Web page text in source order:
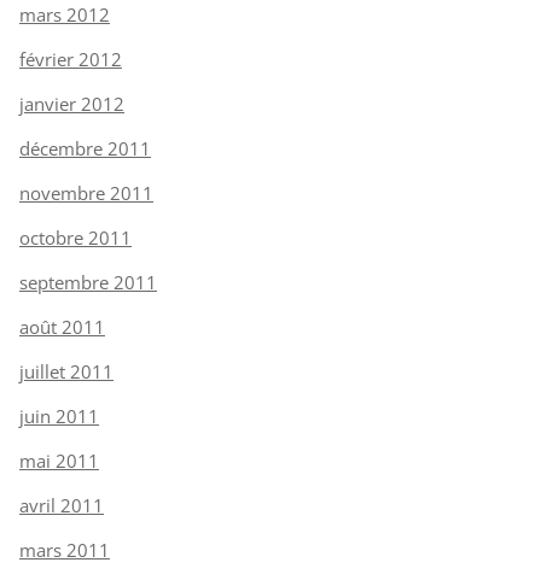
mars 2012
février 2012
janvier 2012
décembre 2011
novembre 2011
octobre 2011
septembre 2011
août 2011
juillet 2011
juin 2011
mai 2011
avril 2011
mars 2011